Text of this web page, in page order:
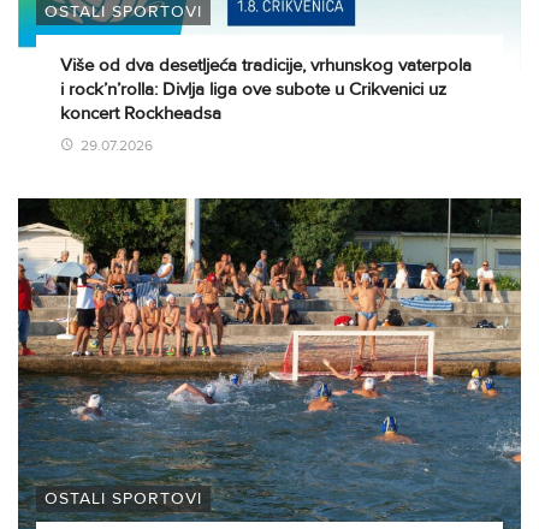
OSTALI SPORTOVI
Više od dva desetljeća tradicije, vrhunskog vaterpola
i rock’n’rolla: Divlja liga ove subote u Crikvenici uz
koncert Rockheadsa
29.07.2026
OSTALI SPORTOVI